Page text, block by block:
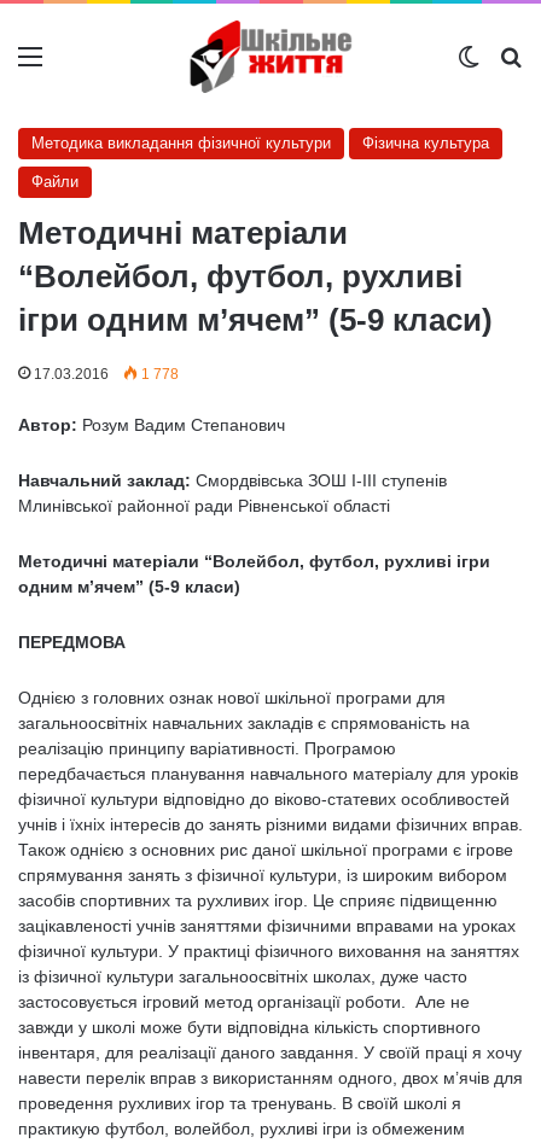
Меню
Методика викладання фізичної культури Фізична культура
Файли
Методичні матеріали
“Волейбол, футбол, рухливі
ігри одним м’ячем” (5-9 класи)
17.03.2016 1 778
Автор: Розум Вадим Степанович
Навчальний заклад: Смордвівська ЗОШ І-ІІІ ступенів
Млинівської районної ради Рівненської області
Методичні матеріали “Волейбол, футбол, рухливі ігри
одним м’ячем” (5-9 класи)
ПЕРЕДМОВА
Однією з головних ознак нової шкільної програми для
загальноосвітніх навчальних закладів є спрямованість на
реалізацію принципу варіативності. Програмою
передбачається планування навчального матеріалу для уроків
фізичної культури відповідно до віково-статевих особливостей
учнів і їхніх інтересів до занять різними видами фізичних вправ.
Також однією з основних рис даної шкільної програми є ігрове
спрямування занять з фізичної культури, із широким вибором
засобів спортивних та рухливих ігор. Це сприяє підвищенню
зацікавленості учнів заняттями фізичними вправами на уроках
фізичної культури. У практиці фізичного виховання на заняттях
із фізичної культури загальноосвітніх школах, дуже часто
застосовується ігровий метод організації роботи. Але не
завжди у школі може бути відповідна кількість спортивного
інвентаря, для реалізації даного завдання. У своїй праці я хочу
навести перелік вправ з використанням одного, двох м’ячів для
проведення рухливих ігор та тренувань. В своїй школі я
практикую футбол, волейбол, рухливі ігри із обмеженим